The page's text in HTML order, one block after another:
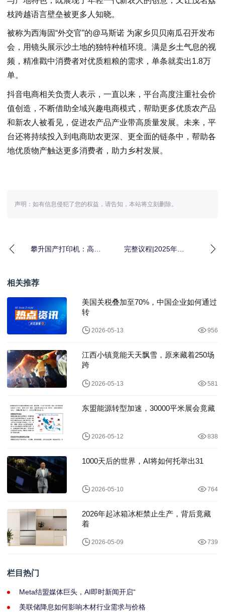
枝跨越语言壁垒被更多人知晓。
被称为西海固“外交官”的@马斯诺 为家乡贝贝南瓜召开发布
会，用镜头展示沙土地的独特种植环境。满是乡土气息的视
频，精准戳中消费者对优质粗粮的需求，单条就卖出1.8万
单。
抖音电商相关负责人表示，一直以来，平台高度注重社会价
值创造，不断借助全域兴趣电商模式，帮助更多优质农产品
和新农人被看见，促进农产品产业带高质量发展。未来，平
台还将持续投入到电商助农更深、更全面的链条中，帮助各
地优质物产触达更多消费者，助力乡村发展。
声明：如有信息侵犯了您的权益，请告知，本站将立刻删除。
攀升国产打印机：高清
完整议程|2025年
相关推荐
美国关税叠加至70%，中国企业如何通过
转
2026-05-13 956
江西小镇竟能天天飘雪，原来藏着250场
跨
2026-05-13 581
东盟能源转型加速，30000平米展会竟藏
2026-05-12 838
1000天后的世界，AI将如何托举出31
2026-05-10 764
2026年起冰箱冰柜禁止生产，背后竟藏
着
2026-05-09 739
栏目热门
Meta结盟媒体巨头，AI即时新闻开启“
美联储降息如何影响木材行业需求与价格